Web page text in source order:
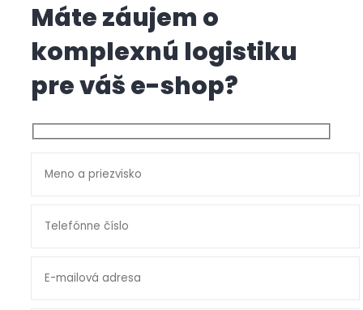
Máte záujem o
komplexnú logistiku
pre váš e-shop?